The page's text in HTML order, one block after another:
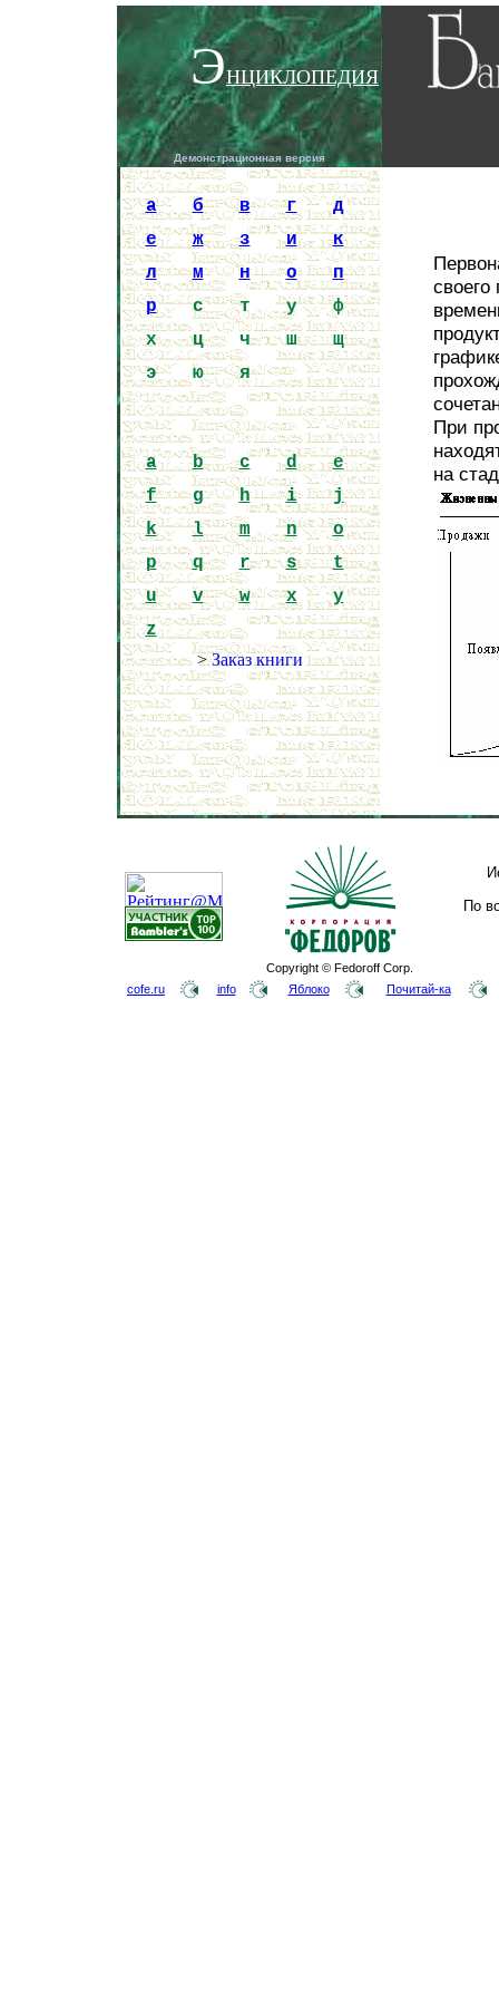
ЭНЦИКЛОПЕДИЯ
Демонстрационная версия
a б в г
д
е
ж з и
к
л
м н о
п
р
с т у
ф
х
ц ч ш
щ
э
ю я
a b c d
e
f
g h i
j
k
l m n
o
p
q r s
t
u
v w x
y
z
>Заказ книги
своего
При
на
Copyright © Fedoroff Corp.
По
cofe.ru info Яблоко Почитай-ка